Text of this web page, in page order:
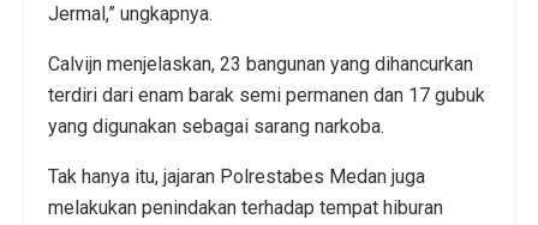
Jermal,” ungkapnya.
Calvijn menjelaskan, 23 bangunan yang dihancurkan
terdiri dari enam barak semi permanen dan 17 gubuk
yang digunakan sebagai sarang narkoba.
Tak hanya itu, jajaran Polrestabes Medan juga
melakukan penindakan terhadap tempat hiburan